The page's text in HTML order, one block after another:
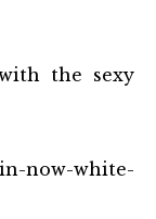
the sexy
now-white-